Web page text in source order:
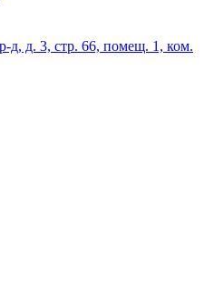
д, д. 3, cтр. 66, помещ. 1, ком.